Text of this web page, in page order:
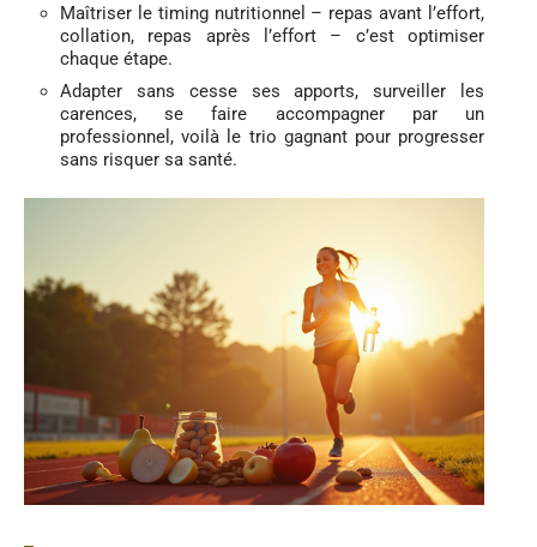
Maîtriser le timing nutritionnel – repas avant l’effort,
collation, repas après l’effort – c’est optimiser
chaque étape.
Adapter sans cesse ses apports, surveiller les
carences, se faire accompagner par un
professionnel, voilà le trio gagnant pour progresser
sans risquer sa santé.